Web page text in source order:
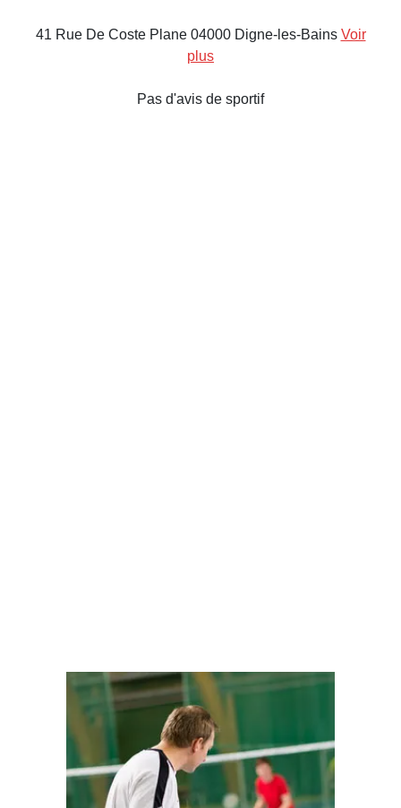
41 Rue De Coste Plane 04000 Digne-les-Bains Voir
plus
Pas d'avis de sportif